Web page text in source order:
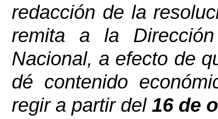
redacción de la
remita a la
Nacional, a efecto de
dé contenido
regir a partir del 16 de